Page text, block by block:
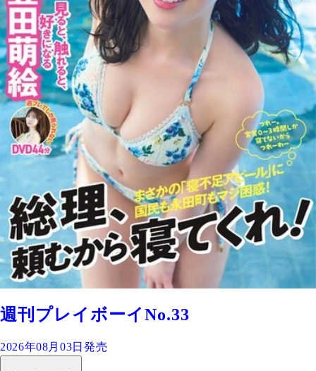
週刊プレイボーイNo.33
2026年08月03日発売